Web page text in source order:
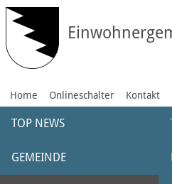
Home Onlineschalter Kontakt
TOP NEWS
GEMEINDE